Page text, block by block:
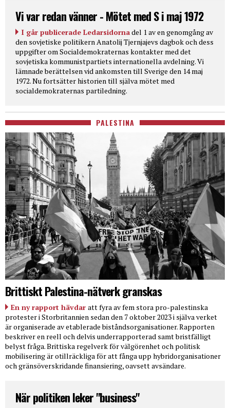
Vi var redan vänner - Mötet med S i maj 1972
I går publicerade Ledarsidornadel 1 av en genomgång av
den sovjetiske politikern Anatolij Tjernjajevs dagbok och dess
uppgifter om Socialdemokraternas kontakter med det
sovjetiska kommunistpartiets internationella avdelning. Vi
lämnade berättelsen vid ankomsten till Sverige den 14 maj
1972. Nu fortsätter historien till själva mötet med
socialdemokraternas partiledning.
PALESTINA
Brittiskt Palestina-nätverk granskas
En ny rapport hävdar att fyra av fem stora pro-palestinska
protester i Storbritannien sedan den 7 oktober 2023 i själva verket
är organiserade av etablerade biståndsorganisationer. Rapporten
beskriver en reell och delvis underrapporterad samt bristfälligt
belyst fråga. Brittiska regelverk för välgörenhet och politisk
mobilisering är otillräckliga för att fånga upp hybridorganisationer
och gränsöverskridande finansiering, oavsett avsändare.
När politiken leker "business"